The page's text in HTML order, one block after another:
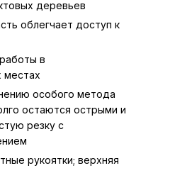
деревьев
облегчает доступ к
в
местах
особого метода
остаются острыми и
резку с
рукоятки; верхняя